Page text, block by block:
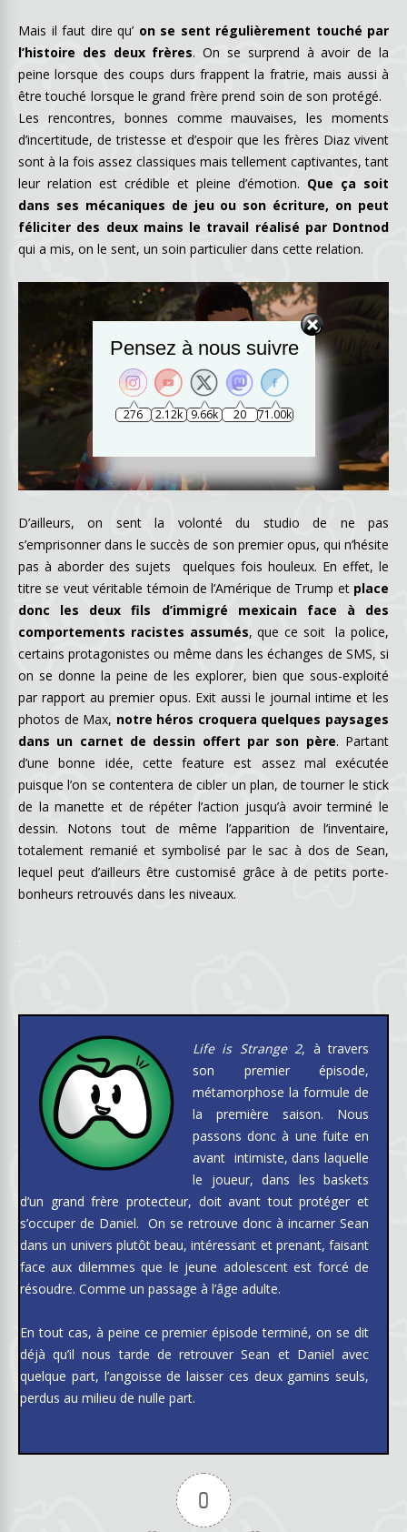
Mais il faut dire qu’ on se sent régulièrement touché par
l’histoire des deux frères. On se surprend à avoir de la
peine lorsque des coups durs frappent la fratrie, mais aussi à
être touché lorsque le grand frère prend soin de son protégé.
Les rencontres, bonnes comme mauvaises, les moments
d’incertitude, de tristesse et d’espoir que les frères Diaz vivent
sont à la fois assez classiques mais tellement captivantes, tant
leur relation est crédible et pleine d’émotion. Que ça soit
dans ses mécaniques de jeu ou son écriture, on peut
féliciter des deux mains le travail réalisé par Dontnod
qui a mis, on le sent, un soin particulier dans cette relation.
D’ailleurs, on sent la volonté du studio de ne pas
s’emprisonner dans le succès de son premier opus, qui n’hésite
pas à aborder des sujets quelques fois houleux. En effet, le
titre se veut véritable témoin de l’Amérique de Trump et place
donc les deux fils d’immigré mexicain face à des
comportements racistes assumés, que ce soit la police,
certains protagonistes ou même dans les échanges de SMS, si
on se donne la peine de les explorer, bien que sous-exploité
par rapport au premier opus. Exit aussi le journal intime et les
photos de Max, notre héros croquera quelques paysages
dans un carnet de dessin offert par son père. Partant
d’une bonne idée, cette feature est assez mal exécutée
puisque l’on se contentera de cibler un plan, de tourner le stick
de la manette et de répéter l’action jusqu’à avoir terminé le
dessin. Notons tout de même l’apparition de l’inventaire,
totalement remanié et symbolisé par le sac à dos de Sean,
lequel peut d’ailleurs être customisé grâce à de petits porte-
bonheurs retrouvés dans les niveaux.
.
Life is Strange 2, à travers
son premier épisode,
métamorphose la formule de
la première saison. Nous
passons donc à une fuite en
avant intimiste, dans laquelle
le joueur, dans les baskets
d’un grand frère protecteur, doit avant tout protéger et
s’occuper de Daniel. On se retrouve donc à incarner Sean
dans un univers plutôt beau, intéressant et prenant, faisant
face aux dilemmes que le jeune adolescent est forcé de
résoudre. Comme un passage à l’âge adulte.
En tout cas, à peine ce premier épisode terminé, on se dit
déjà qu’il nous tarde de retrouver Sean et Daniel avec
quelque part, l’angoisse de laisser ces deux gamins seuls,
perdus au milieu de nulle part.
0
Pensez à nous suivre
276 2.12k 9.66k 20 71.00k